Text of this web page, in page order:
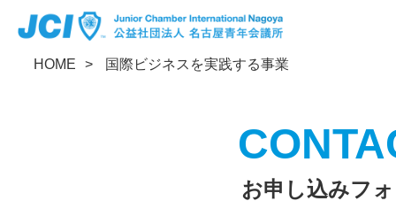
公益社団法人 名古屋青年会議所
HOME 国際ビジネスを実践する事業
お申し込みフ